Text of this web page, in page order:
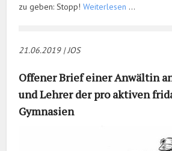
zu geben: Stopp!Weiterlesen …
21.06.2019 | JOS
Offener Brief einer Anwältin
und Lehrer der pro aktiven
Gymnasien